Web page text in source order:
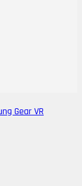
Gear VR